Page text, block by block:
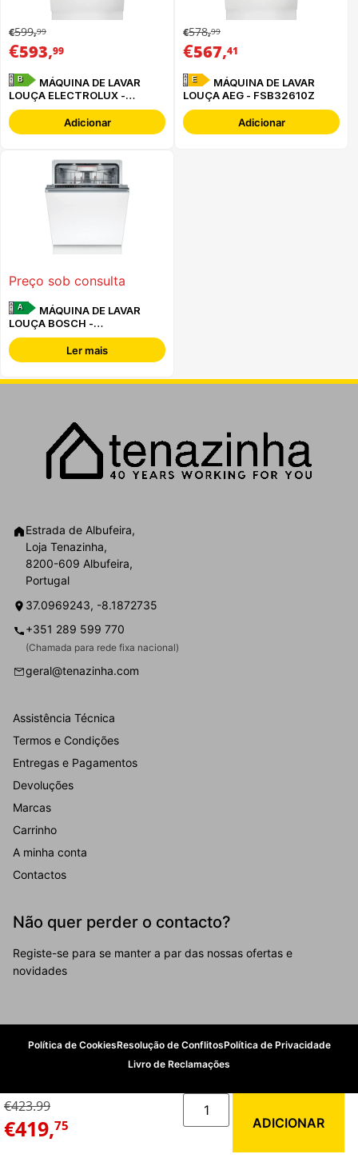
€423.99
€419,75 ADICIONAR
€599,99
€593,99
B
MÁQUINA DE LAVAR
LOUÇA ELECTROLUX -
EEG68500L
Adicionar
€578,99
€567,41
E
MÁQUINA DE LAVAR
LOUÇA AEG - FSB32610Z
Adicionar
Preço sob consulta
A
MÁQUINA DE LAVAR
LOUÇA BOSCH -
SMD8TCX04E -
Ler mais
Estrada de Albufeira,
Loja Tenazinha,
8200-609 Albufeira,
Portugal
37.0969243, -8.1872735
+351 289 599 770
(Chamada para rede fixa nacional)
geral@tenazinha.com
Assistência Técnica
Termos e Condições
Entregas e Pagamentos
Devoluções
Marcas
Carrinho
A minha conta
Contactos
Não quer perder o contacto?
Registe-se para se manter a par das nossas ofertas e
novidades
Política de CookiesResolução de ConflitosPolítica de Privacidade
Livro de Reclamações
© 2026 Tenazinha. Todos os direitos reservados.